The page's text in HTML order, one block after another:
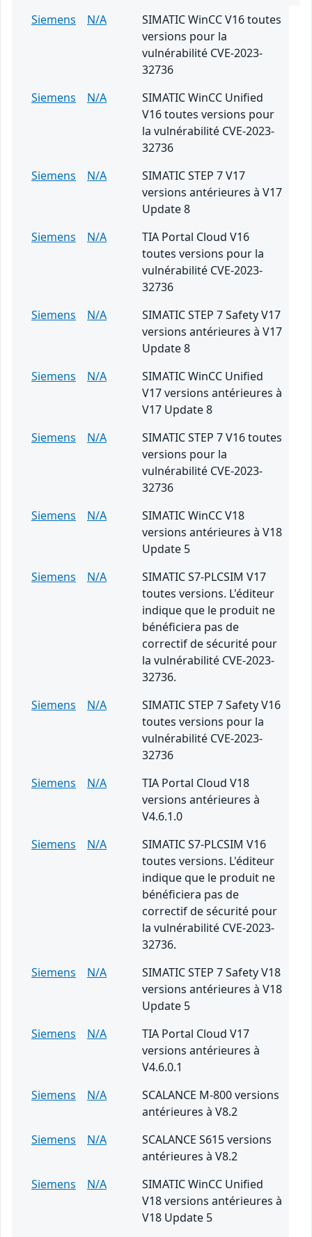
Siemens N/A
SIMATIC WinCC V16 toutes
versions pour la
vulnérabilité CVE-2023-
32736
Siemens
N/A
SIMATIC WinCC Unified
V16 toutes versions pour
la vulnérabilité CVE-2023-
32736
Siemens
N/A
SIMATIC STEP 7 V17
versions antérieures à V17
Update 8
Siemens
N/A
TIA Portal Cloud V16
toutes versions pour la
vulnérabilité CVE-2023-
32736
Siemens
N/A
SIMATIC STEP 7 Safety V17
versions antérieures à V17
Update 8
Siemens
N/A
SIMATIC WinCC Unified
V17 versions antérieures à
V17 Update 8
Siemens
N/A
SIMATIC STEP 7 V16 toutes
versions pour la
vulnérabilité CVE-2023-
32736
Siemens
N/A
SIMATIC WinCC V18
versions antérieures à V18
Update 5
Siemens
N/A
SIMATIC S7-PLCSIM V17
toutes versions. L'éditeur
indique que le produit ne
bénéficiera pas de
correctif de sécurité pour
la vulnérabilité CVE-2023-
32736.
Siemens
N/A
SIMATIC STEP 7 Safety V16
toutes versions pour la
vulnérabilité CVE-2023-
32736
Siemens
N/A
TIA Portal Cloud V18
versions antérieures à
V4.6.1.0
Siemens
N/A
SIMATIC S7-PLCSIM V16
toutes versions. L'éditeur
indique que le produit ne
bénéficiera pas de
correctif de sécurité pour
la vulnérabilité CVE-2023-
32736.
Siemens
N/A
SIMATIC STEP 7 Safety V18
versions antérieures à V18
Update 5
Siemens
N/A
TIA Portal Cloud V17
versions antérieures à
V4.6.0.1
Siemens
N/A
SCALANCE M-800 versions
antérieures à V8.2
Siemens
N/A
SCALANCE S615 versions
antérieures à V8.2
Siemens
N/A
SIMATIC WinCC Unified
V18 versions antérieures à
V18 Update 5